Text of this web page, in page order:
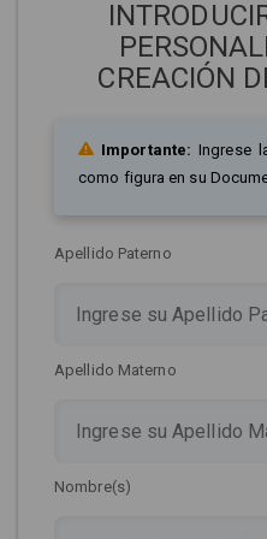
CREACIÓN
Importante: Ingrese
como figura en su
Apellido Paterno
Apellido Materno
Nombre(s)